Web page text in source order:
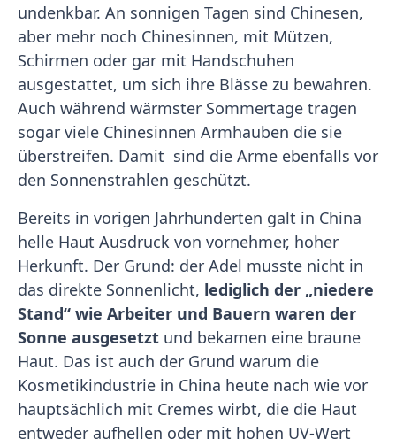
undenkbar. An sonnigen Tagen sind Chinesen,
aber mehr noch Chinesinnen, mit Mützen,
Schirmen oder gar mit Handschuhen
ausgestattet, um sich ihre Blässe zu bewahren.
Auch während wärmster Sommertage tragen
sogar viele Chinesinnen Armhauben die sie
überstreifen. Damit sind die Arme ebenfalls vor
den Sonnenstrahlen geschützt.
Bereits in vorigen Jahrhunderten galt in China
helle Haut Ausdruck von vornehmer, hoher
Herkunft. Der Grund: der Adel musste nicht in
das direkte Sonnenlicht, lediglich der „niedere
Stand“ wie Arbeiter und Bauern waren der
Sonne ausgesetzt und bekamen eine braune
Haut. Das ist auch der Grund warum die
Kosmetikindustrie in China heute nach wie vor
hauptsächlich mit Cremes wirbt, die die Haut
entweder aufhellen oder mit hohen UV-Wert